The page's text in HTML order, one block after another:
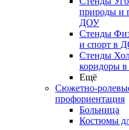
природы и
ДОУ
Стенды
и спорт в
Стенды
коридоры
Ещё
Сюжетно-
профориентация
Больница
Костюмы